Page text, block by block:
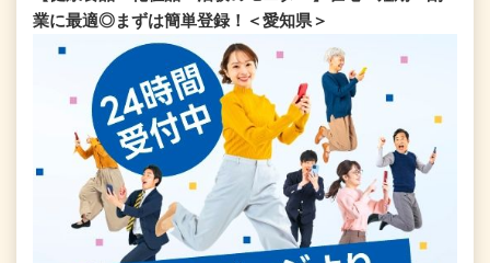
業に最適◎まずは簡単登録！＜愛知県＞